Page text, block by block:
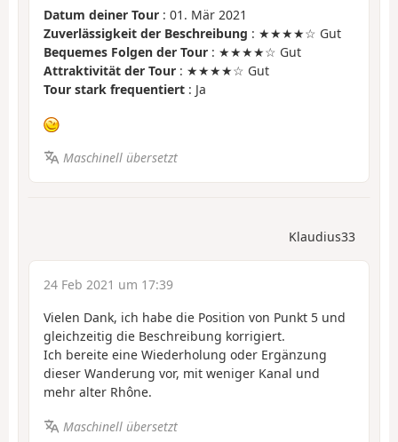
Datum deiner Tour : 01. Mär 2021
Zuverlässigkeit der Beschreibung : ★★★★☆ Gut
Bequemes Folgen der Tour : ★★★★☆ Gut
Attraktivität der Tour : ★★★★☆ Gut
Tour stark frequentiert : Ja
Maschinell übersetzt
Klaudius33
24 Feb 2021 um 17:39
Vielen Dank, ich habe die Position von Punkt 5 und
gleichzeitig die Beschreibung korrigiert.
Ich bereite eine Wiederholung oder Ergänzung
dieser Wanderung vor, mit weniger Kanal und
mehr alter Rhône.
Maschinell übersetzt